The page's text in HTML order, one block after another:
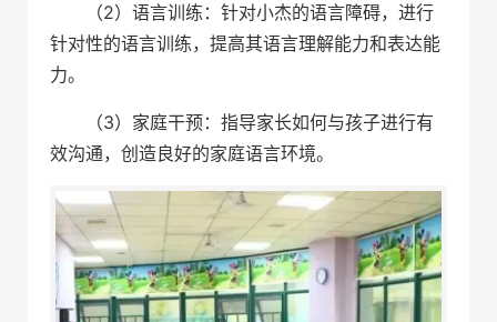
（2）语言训练：针对小杰的语言障碍，进行
针对性的语言训练，提高其语言理解能力和表达能
力。
（3）家庭干预：指导家长如何与孩子进行有
效沟通，创造良好的家庭语言环境。